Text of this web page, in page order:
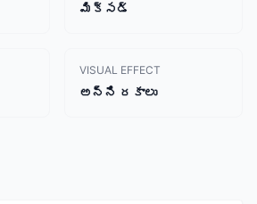
మిక్సడ్
VISUAL EFFECT
అన్ని రకాలు